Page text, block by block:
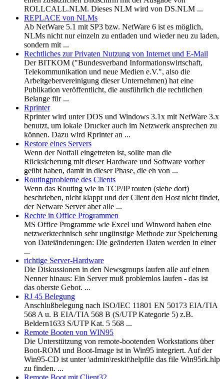
ROLLCALL.NLM. Dieses NLM wird von DS.NLM ...
REPLACE von NLMs
Ab NetWare 5.1 mit SP3 bzw. NetWare 6 ist es möglich,
NLMs nicht nur einzeln zu entladen und wieder neu zu laden,
sondern mit ...
Rechtliches zur Privaten Nutzung von Internet und E-Mail
Der BITKOM ("Bundesverband Informationswirtschaft,
Telekommunikation und neue Medien e.V.", also die
Arbeitgebervereinigung dieser Unternehmen) hat eine
Publikation veröffentlicht, die ausführlich die rechtlichen
Belange für ...
Rprinter
Rprinter wird unter DOS und Windows 3.1x mit NetWare 3.x
benutzt, um lokale Drucker auch im Netzwerk ansprechen zu
können. Dazu wird Rprinter an ...
Restore eines Servers
Wenn der Notfall eingetreten ist, sollte man die
Rücksicherung mit dieser Hardware und Software vorher
geübt haben, damit in dieser Phase, die eh von ...
Routingprobleme des Clients
Wenn das Routing wie in TCP/IP routen (siehe dort)
beschrieben, nicht klappt und der Client den Host nicht findet,
der Netware Server aber alle ...
Rechte in Office Programmen
MS Office Programme wie Excel und Winword haben eine
netzwerktechnisch sehr ungünstige Methode zur Speicherung
von Dateiänderungen: Die geänderten Daten werden in einer
...
richtige Server-Hardware
Die Diskussionen in den Newsgroups laufen alle auf einen
Nenner hinaus: Ein Server muß problemlos laufen - das ist
das oberste Gebot. ...
RJ 45 Belegung
Anschlußbelegung nach ISO/IEC 11801 EN 50173 EIA/TIA
568 A u. B EIA/TIA 568 B (S/UTP Kategorie 5) z.B.
Beldern1633 S/UTP Kat. 5 568 ...
Remote Booten von WIN95
Die Unterstützung von remote-bootenden Workstations über
Boot-ROM und Boot-Image ist in Win95 integriert. Auf der
Win95-CD ist unter \admin\reskit\helpfile das file Win95rk.hlp
zu finden. ...